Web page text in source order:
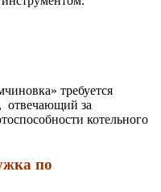
требуется
отвечающий за
котельного
по